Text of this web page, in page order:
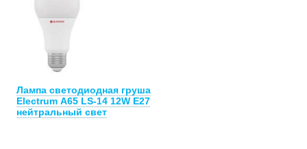
Лампа светодиодная груша
Electrum А65 LS-14 12W E27
нейтральный свет